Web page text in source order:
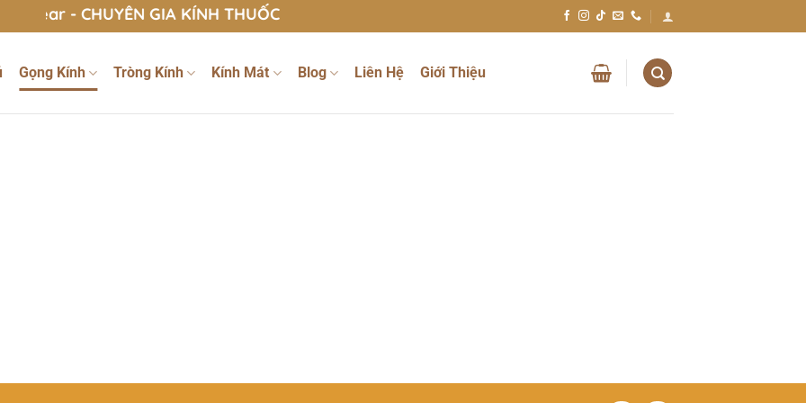
- CHUYÊN GIA KÍNH THUỐC
Gọng Kính Tròng Kính Kính Mát Blog Liên Hệ Giới Thiệu